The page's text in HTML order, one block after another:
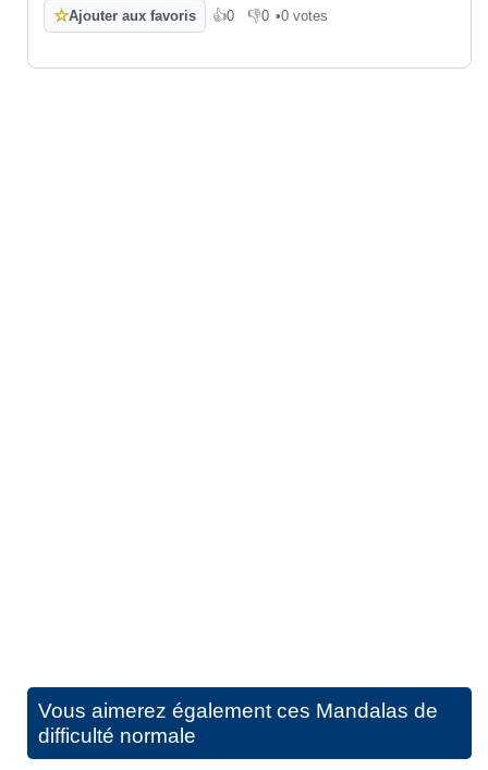
☆Ajouter aux favoris 👍0
J'aime 👎0
Je n'aime pas
•0 votes
Vous aimerez également ces Mandalas de
difficulté normale